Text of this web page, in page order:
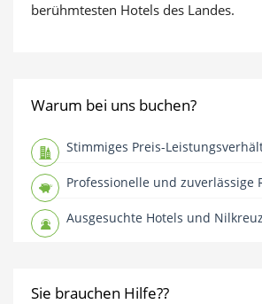
berühmtesten Hotels des Landes.
Warum bei uns buchen?
Stimmiges Preis-
Professionelle und zuverlässige
Ausgesuchte Hotels und
Sie brauchen Hilfe??